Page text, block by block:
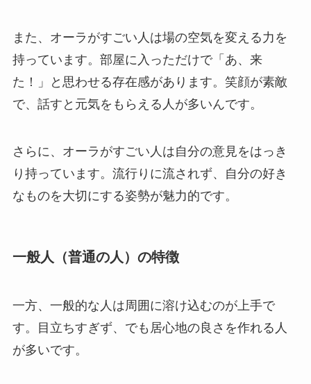
また、オーラがすごい人は場の空気を変える力を
持っています。部屋に入っただけで「あ、来
た！」と思わせる存在感があります。笑顔が素敵
で、話すと元気をもらえる人が多いんです。
さらに、オーラがすごい人は自分の意見をはっき
り持っています。流行りに流されず、自分の好き
なものを大切にする姿勢が魅力的です。
一般人（普通の人）の特徴
一方、一般的な人は周囲に溶け込むのが上手で
す。目立ちすぎず、でも居心地の良さを作れる人
が多いです。